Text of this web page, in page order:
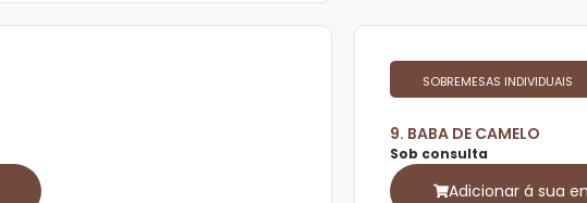
SOBREMESAS INDIVIDUAIS
9. BABA DE CAMELO
Sob consulta
Adicionar á sua